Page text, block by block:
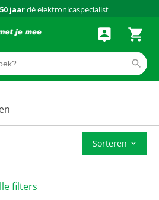
50 jaardé elektronicaspecialist
Sorteren
filters